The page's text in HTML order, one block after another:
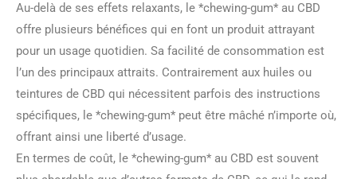
Au-delà de ses effets relaxants, le *chewing-gum* au CBD
offre plusieurs bénéfices qui en font un produit attrayant
pour un usage quotidien. Sa facilité de consommation est
l’un des principaux attraits. Contrairement aux huiles ou
teintures de CBD qui nécessitent parfois des instructions
spécifiques, le *chewing-gum* peut être mâché n’importe où,
offrant ainsi une liberté d’usage.
En termes de coût, le *chewing-gum* au CBD est souvent